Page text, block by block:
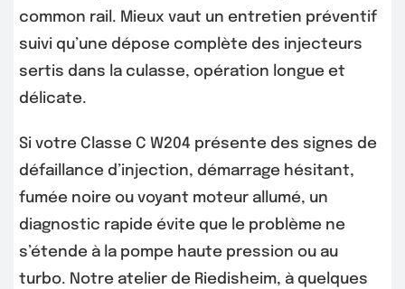
common rail. Mieux vaut un entretien préventif
suivi qu’une dépose complète des injecteurs
sertis dans la culasse, opération longue et
délicate.
Si votre Classe C W204 présente des signes de
défaillance d’injection, démarrage hésitant,
fumée noire ou voyant moteur allumé, un
diagnostic rapide évite que le problème ne
s’étende à la pompe haute pression ou au
turbo. Notre atelier de Riedisheim, à quelques